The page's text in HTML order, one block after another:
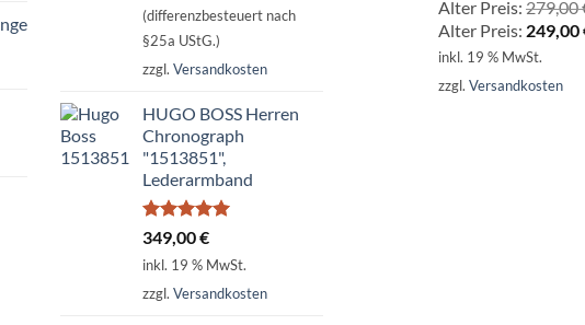
(differenzbesteuert nach
§25a UStG.)
zzgl. Versandkosten
HUGO BOSS Herren
Chronograph
"1513851",
Lederarmband
Bewertet
mit5.00
von 5
349,00€
inkl. 19 % MwSt.
zzgl. Versandkosten
Alter Preis: 279,00
Alter Preis: 249,00
inkl. 19 % MwSt.
zzgl. Versandkosten